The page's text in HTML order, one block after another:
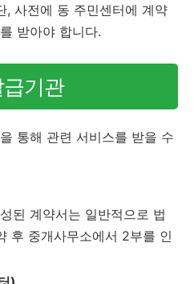
, 사전에 동 주민센터에 계약
받아야 합니다.
기관
통해 관련 서비스를 받을 수
된 계약서는 일반적으로 법
후 중개사무소에서 2부를 인